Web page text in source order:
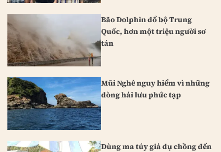
Bão Dolphin đổ bộ Trung
Quốc, hơn một triệu người sơ
tán
Mũi Nghê nguy hiểm vì những
dòng hải lưu phức tạp
Dùng ma túy giả dụ chồng đến